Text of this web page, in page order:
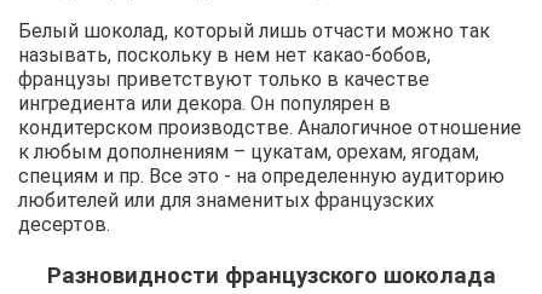
Белый шоколад, который лишь отчасти можно так
называть, поскольку в нем нет какао-бобов,
французы приветствуют только в качестве
ингредиента или декора. Он популярен в
кондитерском производстве. Аналогичное отношение
к любым дополнениям – цукатам, орехам, ягодам,
специям и пр. Все это - на определенную аудиторию
любителей или для знаменитых французских
десертов.
Разновидности французского шоколада